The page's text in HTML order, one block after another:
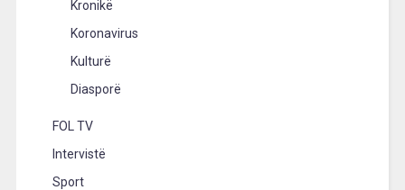
Kronikë
Koronavirus
Kulturë
Diasporë
FOL TV
Intervistë
Sport